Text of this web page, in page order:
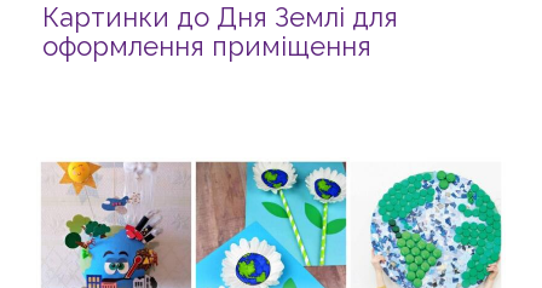
Картинки до Дня Землі для
оформлення приміщення